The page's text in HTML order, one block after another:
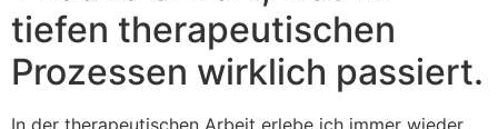
tiefen therapeutischen
Prozessen wirklich passiert.